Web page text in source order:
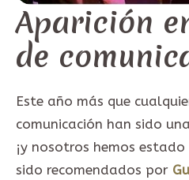
Aparición
de
Este año más que
comunicación han sido
¡y nosotros hemos
sido recomendados por